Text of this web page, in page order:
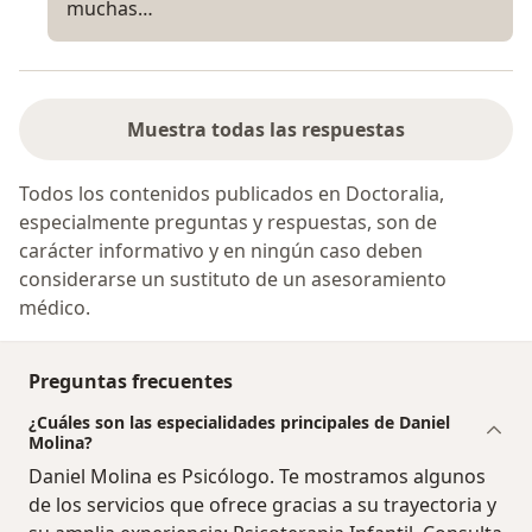
muchas…
Muestra todas las respuestas
Todos los contenidos publicados en Doctoralia,
especialmente preguntas y respuestas, son de
carácter informativo y en ningún caso deben
considerarse un sustituto de un asesoramiento
médico.
Preguntas frecuentes
¿Cuáles son las especialidades principales de Daniel
Molina?
Daniel Molina es Psicólogo. Te mostramos algunos
de los servicios que ofrece gracias a su trayectoria y